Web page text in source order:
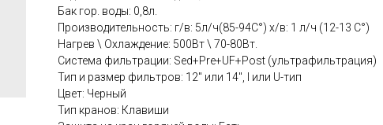
Бак гор. воды: 0,8л.
Производительность: г/в: 5л/ч(85-94C°) х/в: 1 л/ч (12-13 C°)
Нагрев \ Охлаждение: 500Вт \ 70-80Вт.
Система фильтрации: Sed+Pre+UF+Post (ультрафильтрация)
Тип и размер фильтров: 12" или 14", I или U-тип
Цвет: Черный
Тип кранов: Клавиши